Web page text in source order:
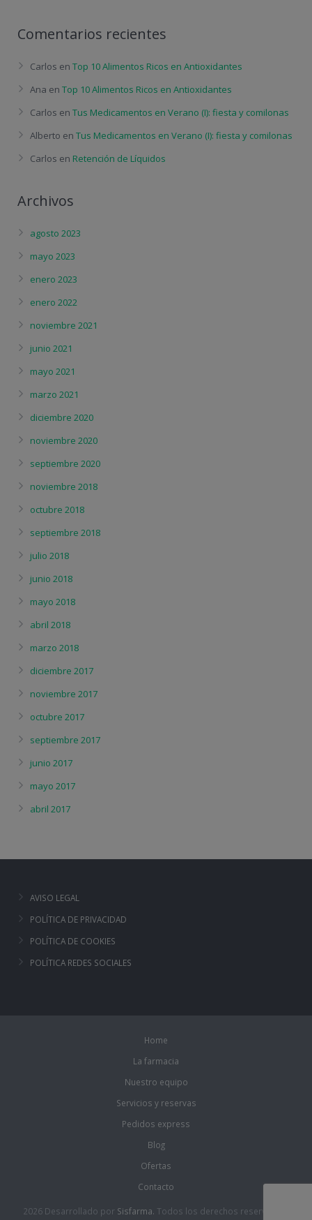
Comentarios recientes
Carlos en Top 10 Alimentos Ricos en Antioxidantes
Ana en Top 10 Alimentos Ricos en Antioxidantes
Carlos en Tus Medicamentos en Verano (I): fiesta y comilonas
Alberto en Tus Medicamentos en Verano (I): fiesta y comilonas
Carlos en Retención de Líquidos
Archivos
agosto 2023
mayo 2023
enero 2023
enero 2022
noviembre 2021
junio 2021
mayo 2021
marzo 2021
diciembre 2020
noviembre 2020
septiembre 2020
noviembre 2018
octubre 2018
septiembre 2018
julio 2018
junio 2018
mayo 2018
abril 2018
marzo 2018
diciembre 2017
noviembre 2017
octubre 2017
septiembre 2017
junio 2017
mayo 2017
abril 2017
AVISO LEGAL
POLÍTICA DE PRIVACIDAD
POLÍTICA DE COOKIES
POLÍTICA REDES SOCIALES
Home
La farmacia
Nuestro equipo
Servicios y reservas
Pedidos express
Blog
Ofertas
Contacto
2026 Desarrollado por Sisfarma. Todos los derechos reservados.